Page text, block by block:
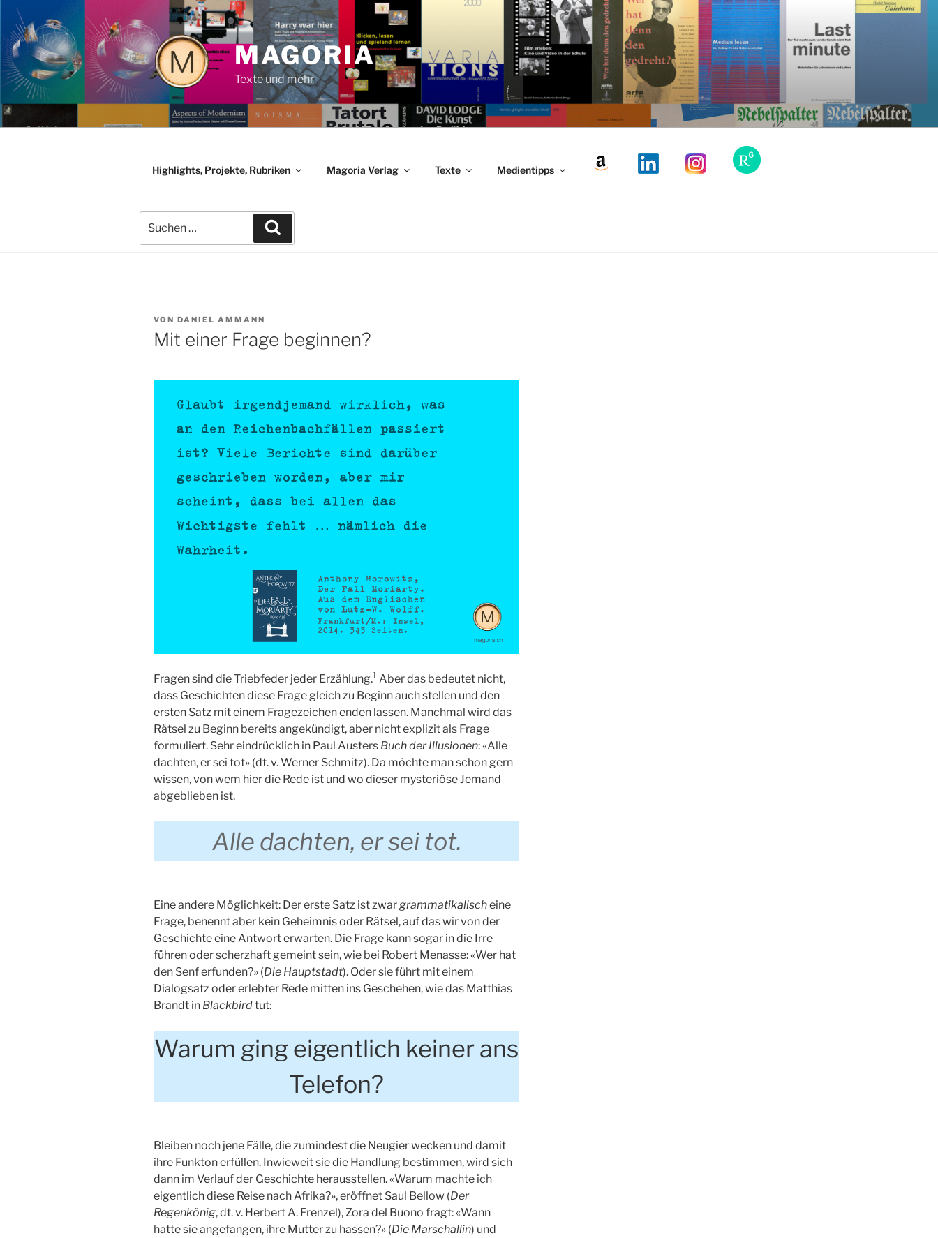
Zum
Inhalt
springen
MAGORIA
Texte und mehr
Highlights, Projekte, Rubriken Magoria Verlag Texte Medientipps
nach:
VERÖFFENTLICHT
AM
VON DANIEL AMMANN
Mit einer Frage beginnen?
Fragen sind die Triebfeder jeder Erzählung.1 Aber das bedeutet nicht,
dass Geschichten diese Frage gleich zu Beginn auch stellen und den
ersten Satz mit einem Fragezeichen enden lassen. Manchmal wird das
Rätsel zu Beginn bereits angekündigt, aber nicht explizit als Frage
formuliert. Sehr eindrücklich in Paul Austers Buch der Illusionen: «Alle
dachten, er sei tot» (dt. v. Werner Schmitz). Da möchte man schon gern
wissen, von wem hier die Rede ist und wo dieser mysteriöse Jemand
abgeblieben ist.
Alle dachten, er sei tot.
Eine andere Möglichkeit: Der erste Satz ist zwargrammatikalischeine
Frage, benennt aber kein Geheimnis oder Rätsel, auf das wir von der
Geschichte eine Antwort erwarten. Die Frage kann sogar in die Irre
führen oder scherzhaft gemeint sein, wie bei Robert Menasse: «Wer hat
den Senf erfunden?» (Die Hauptstadt). Oder sie führt mit einem
Dialogsatz oder erlebter Rede mitten ins Geschehen, wie das Matthias
Brandt in Blackbirdtut:
Warum ging eigentlich keiner ans
Telefon?
Bleiben noch jene Fälle, die zumindest die Neugier wecken und damit
ihre Funkton erfüllen. Inwieweit sie die Handlung bestimmen, wird sich
dann im Verlauf der Geschichte herausstellen. «Warum machte ich
eigentlich diese Reise nach Afrika?», eröffnet Saul Bellow (Der
Regenkönig, dt. v. Herbert A. Frenzel), Zora del Buono fragt: «Wann
hatte sie angefangen, ihre Mutter zu hassen?» (Die Marschallin) und